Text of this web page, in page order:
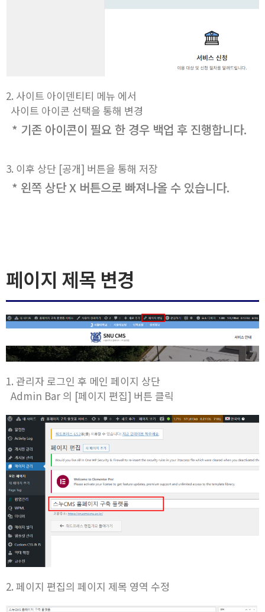
2. 사이트 아이덴티티 메뉴 에서
사이트 아이콘 선택을 통해 변경
* 기존 아이콘이 필요 한 경우 백업 후 진행합니다.
3. 이후 상단 [공개] 버튼을 통해 저장
* 왼쪽 상단 X 버튼으로 빠져나올 수 있습니다.
페이지 제목 변경
1. 관리자 로그인 후 메인 페이지 상단
Admin Bar 의 [페이지 편집] 버튼 클릭
2. 페이지 편집의 페이지 제목 영역 수정